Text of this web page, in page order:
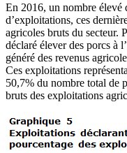
En 2016, un nombre élevé
d’exploitations, ces
agricoles bruts du secteur.
déclaré élever des porcs à
généré des revenus
Ces exploitations
50,7% du nombre total de
bruts des exploitations